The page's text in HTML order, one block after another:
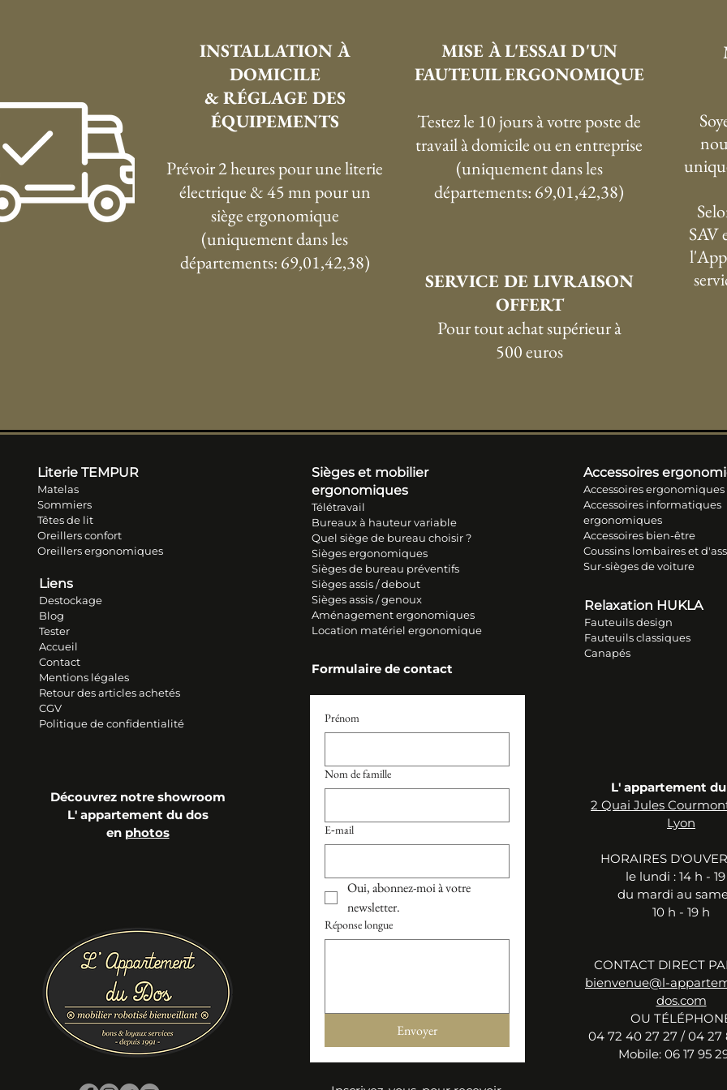
INSTALLATION À
DOMICILE
& RÉGLAGE DES
ÉQUIPEMENTS
Prévoir 2 heures pour une literie
électrique & 45 mn pour un
siège ergonomique
(uniquement dans les
départements: 69,01,42,38)
MISE À L'ESSAI D'UN
FAUTEUIL ERGONOMIQUE
Testez le 10 jours à votre poste de
travail à domicile ou en entreprise
(uniquement dans les
départements: 69,01,42,38)
SERVICE DE LIVRAISON
OFFERT
Pour tout achat supérieur à
500 euros
SAV
Literie TEMPUR
Matelas
Sommiers
Têtes de lit
Oreillers confort
Oreillers ergonomiques
Liens
Destockage
Blog
Tester
Accueil
Contact
Mentions légales
Retour des articles achetés
CGV
Politique de confidentialité
Sièges et mobilier
ergonomiques
Télétravail
Bureaux à hauteur variable
Quel siège de bureau choisir ?
Sièges ergonomiques
Sièges de bureau préventifs
Sièges assis / debout
Sièges assis / genoux
Aménagement ergonomiques
Location matériel ergonomique
Formulaire de contact
Accessoires
Accessoires
Accessoires informatiques
ergonomiques
Accessoires bien-être
Coussins lombaires et
Sur-sièges de voiture
Relaxation HUKLA
Fauteuils design
Fauteuils classiques
Canapés
Découvrez notre showroom
L' appartement du dos
en photos
Prénom
Nom de famille
E‑mail
Oui, abonnez-moi à votre
newsletter.
Réponse longue
Envoyer
L' appartement
2 Quai Jules
Lyon
HORAIRES
le ​lundi : 14 h -
du mardi au
10 h - 19 h
CONTACT DIRECT
bienvenue@l-
dos.com
OU
04 72 40 27 27 / 04 27
Mobile: 06 17 95